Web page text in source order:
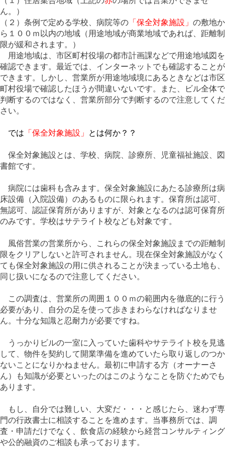
ん。）
（２）条例で定める学校、病院等の 「保全対象施設」 の敷地か
ら１００ｍ以内の地域（用途地域が商業地域であれば、距離制
限が緩和されます。）
用途地域は、市区町村役場の都市計画課などで用途地域図を
確認できます。最近では、インターネットでも確認することが
できます。しかし、営業所が用途地域境にあるときなどは市区
町村役場で確認したほうが間違いないです。また、
ビル全体で
判断するのではなく、営業所部分で判断するので注意してくだ
さい。
では 「保全対象施設」 とは何か？？
保全対象施設とは、 学校、 病院、 診療所、 児童福祉施設、 図
書館です。
病院には歯科も含みます。保全対象施設にあたる診療所は病
床設備（入院設備）のあるものに限られます。保育所は認可、
無認可、認証保育所がありますが、 対象となるのは認可保育所
のみです。学校はサテライト校なども対象です。
風俗営業の営業所から、これらの保全対象施設までの距離制
限をクリアしないと許可されません。現在保全対象施設がなく
ても保全対象施設の用に供されることが決まっている土地も、
同じ扱いになるので注意してください。
この調査は、営業所の周囲１００ｍの範囲内を徹底的に行う
必要があり、自分の足を使って歩きまわらなければなりませ
ん。十分な知識と忍耐力が必要ですね。
うっかりビルの一室に入っていた歯科やサテライト校を見逃
して、物件を契約して開業準備を進めていたら取り返しのつか
ないことになりかねません。最初に申請する方（オーナーさ
ん）も知識が必要といったのはこのようなことを防ぐためでも
あります。
もし、自分では難しい、大変だ・・・と感じたら、迷わず専
門の行政書士に相談することを進めます。当事務所では、調
査・申請だけでなく、飲食店の経験から経営コンサルティング
や公的融資のご相談も承っております。